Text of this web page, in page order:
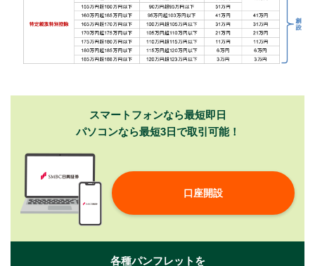
スマートフォンなら最短即日
パソコンなら最短3日で取引可能！
口座開設
各種パンフレットを